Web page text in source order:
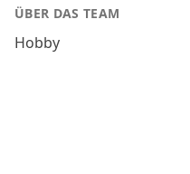
ÜBER DAS TEAM
Hobby